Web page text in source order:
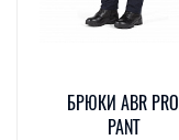
БРЮКИ ABR PRO
PANT